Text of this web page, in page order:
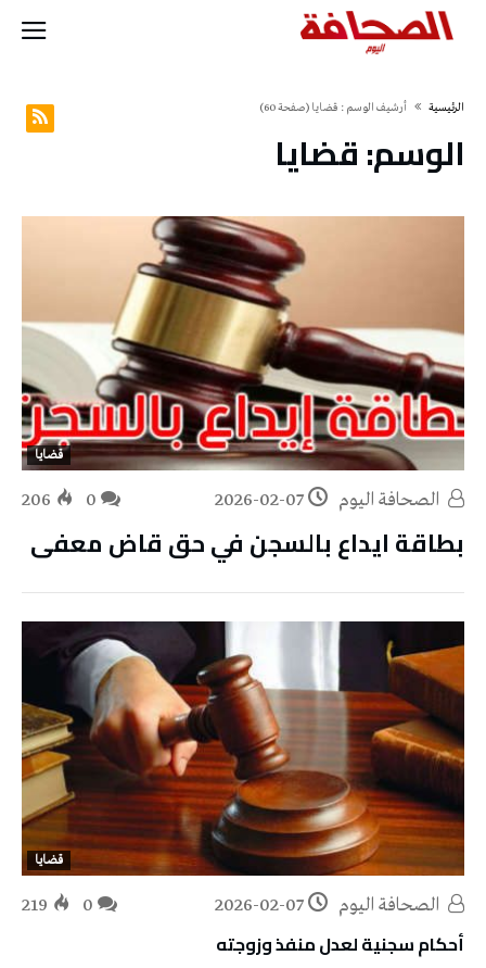
‫الرئيسية‬ ‫أرشيف الوسم :‬ قضايا (‫صفحة‬ 60)
الوسم:قضايا
قضايا
2026-02-07
206
بطاقة ايداع بالسجن في حق قاض معفى
قضايا
2026-02-07
219
أحكام سجنية لعدل منفذ وزوجته